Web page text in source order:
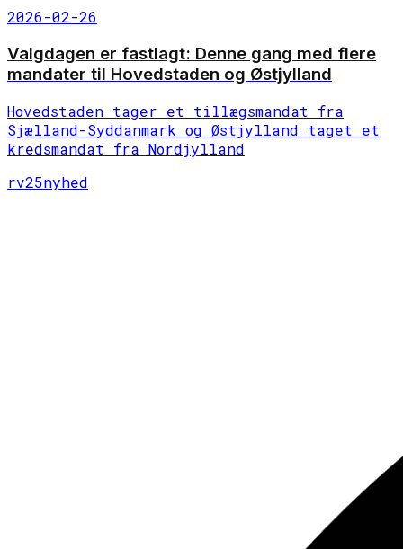
2026-02-26
Valgdagen er fastlagt: Denne gang med flere
mandater til Hovedstaden og Østjylland
Hovedstaden tager et tillægsmandat fra
Sjælland-Syddanmark og Østjylland taget et
kredsmandat fra Nordjylland
rv25nyhed